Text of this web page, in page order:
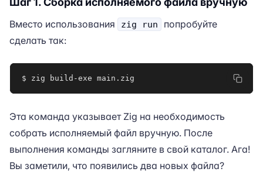
Вместо использования zig run
попробуйте
сделать так:
$ zig build-exe main.zig
Эта команда указывает Zig на необходимость
собрать исполняемый файл вручную. После
выполнения команды загляните в свой каталог. Ага!
Вы заметили, что появились два новых файла?